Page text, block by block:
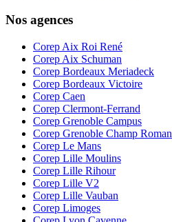
Nos agences
Corep Aix Roi René
Corep Aix Schuman
Corep Bordeaux Meriadeck
Corep Bordeaux Victoire
Corep Caen
Corep Clermont-Ferrand
Corep Grenoble Campus
Corep Grenoble Champ Roman
Corep Le Mans
Corep Lille Moulins
Corep Lille Rihour
Corep Lille V2
Corep Lille Vauban
Corep Limoges